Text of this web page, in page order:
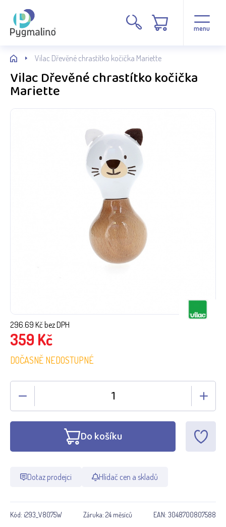
menu
Vilac Dřevěné chrastítko kočička Mariette
Vilac Dřevěné chrastítko kočička
Mariette
296.69 Kč bez DPH
359 Kč
DOČASNĚ NEDOSTUPNÉ
Do košíku
Dotaz prodejci Hlídač cen a skladů
Kód: i293_V8075W Záruka: 24 měsíců EAN: 3048700807588